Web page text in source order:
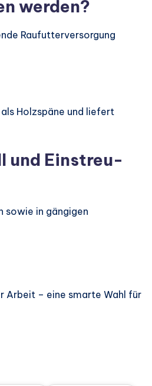
werden?
Raufutterversorgung
Holzspäne und liefert
und Einstreu-
sowie in gängigen
Arbeit – eine smarte Wahl für